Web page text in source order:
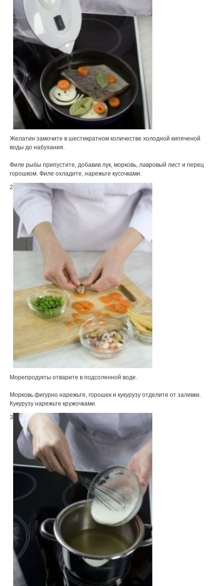
Желатин замочите в шестикратном количестве холодной кипяченой
воды до набухания.
Филе рыбы припустите, добавив лук, морковь, лавровый лист и перец
горошком. Филе охладите, нарежьте кусочками.
2
Морепродукты отварите в подсоленной воде.
Морковь фигурно нарежьте, горошек и кукурузу отделите от заливки.
Кукурузу нарежьте кружочками.
3